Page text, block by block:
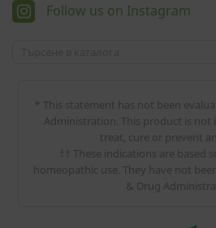
Follow us on Instagram
* This statement has not been
Administration. This product is not
treat, cure or prevent
†† These indications are based
homeopathic use. They have not
& Drug